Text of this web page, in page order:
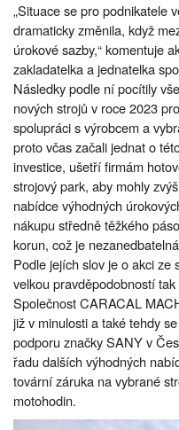
„Situace se pro podnikatele
dramaticky změnila, když
úrokové sazby,“ komentuje
zakladatelka a jednatelka
Následky podle ní pocítily
nových strojů v roce 2023
spolupráci s výrobcem a
proto včas začali jednat o
investice, ušetří firmám
strojový park, aby mohly
nabídce výhodných
nákupu středně těžkého
korun, což je
Podle jejích slov je o akci ze
velkou pravděpodobností
Společnost CARACAL
již v minulosti a také tehdy
podporu značky SANY v
řadu dalších výhodných
tovární záruka na vybrané
motohodin.